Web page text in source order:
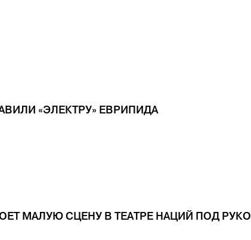
«ЭЛЕКТРУ» ЕВРИПИДА
МАЛУЮ СЦЕНУ В ТЕАТРЕ НАЦИЙ ПОД